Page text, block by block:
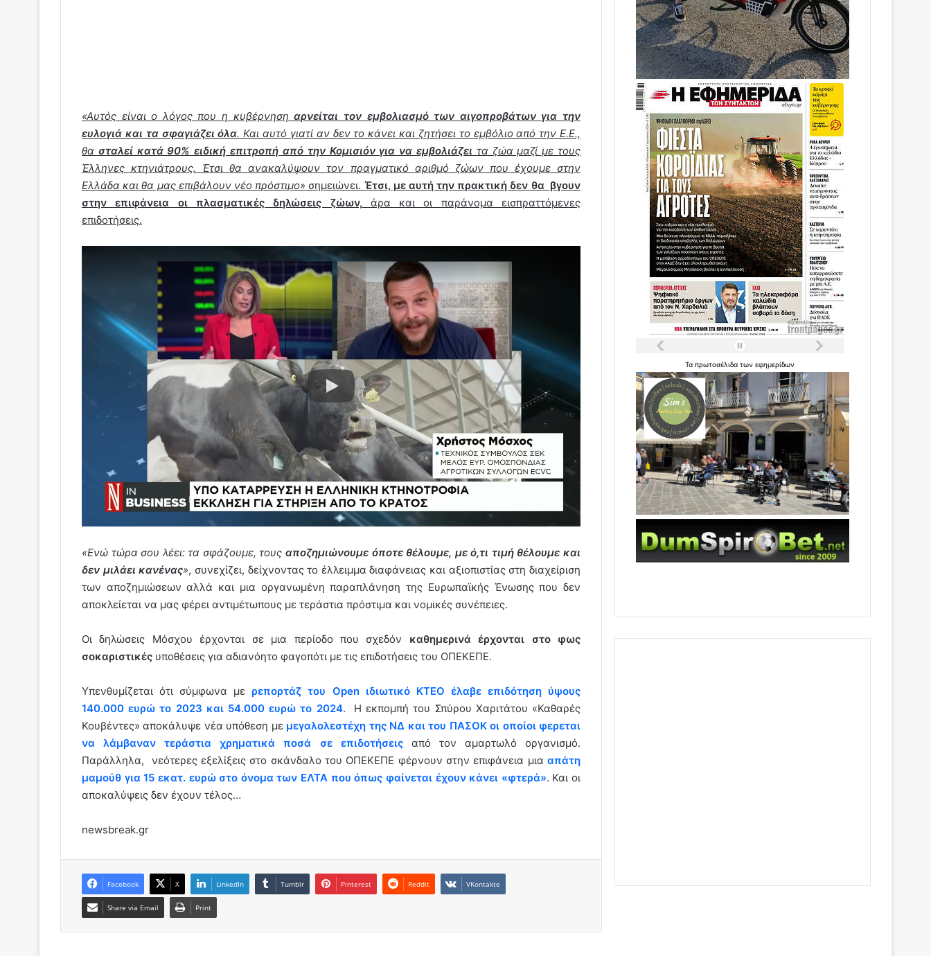
«Αυτός είναι ο λόγος που η κυβέρνηση αρνείται τον εμβολιασμό των αιγοπροβάτων για την
ευλογιά και τα σφαγιάζει όλα. Και αυτό γιατί αν δεν το κάνει και ζητήσει το εμβόλιο από την Ε.Ε.,
θα σταλεί κατά 90% ειδική επιτροπή από την Κομισιόν για να εμβολιάζει τα ζώα μαζί με τους
Έλληνες κτηνιάτρους. Έτσι θα ανακαλύψουν τον πραγματικό αριθμό ζώων που έχουμε στην
Ελλάδα και θα μας επιβάλουν νέο πρόστιμο» σημειώνει. Έτσι, με αυτή την πρακτική δεν θα βγουν
στην επιφάνεια οι πλασματικές δηλώσεις ζώων, άρα και οι παράνομα εισπραττόμενες
επιδοτήσεις.
«Ενώ τώρα σου λέει: τα σφάζουμε, τους αποζημιώνουμε όποτε θέλουμε, με ό,τι τιμή θέλουμε και
δεν μιλάει κανένας», συνεχίζει, δείχνοντας το έλλειμμα διαφάνειας και αξιοπιστίας στη διαχείριση
των αποζημιώσεων αλλά και μια οργανωμένη παραπλάνηση της Ευρωπαϊκής Ένωσης που δεν
αποκλείεται να μας φέρει αντιμέτωπους με τεράστια πρόστιμα και νομικές συνέπειες.
Οι δηλώσεις Μόσχου έρχονται σε μια περίοδο που σχεδόν καθημερινά έρχονται στο φως
σοκαριστικές υποθέσεις για αδιανόητο φαγοπότι με τις επιδοτήσεις του ΟΠΕΚΕΠΕ.
Υπενθυμίζεται ότι σύμφωνα με ρεπορτάζ του Open ιδιωτικό ΚΤΕΟ έλαβε επιδότηση ύψους
140.000 ευρώ το 2023 και 54.000 ευρώ το 2024. Η εκπομπή του Σπύρου Χαριτάτου «Καθαρές
Κουβέντες» αποκάλυψε νέα υπόθεση με μεγαλολεστέχη της ΝΔ και του ΠΑΣΟΚ οι οποίοι φερεται
να λάμβαναν τεράστια χρηματικά ποσά σε επιδοτήσεις
από τον αμαρτωλό οργανισμό.
Παράλληλα, νεότερες εξελίξεις στο σκάνδαλο του ΟΠΕΚΕΠΕ φέρνουν στην επιφάνεια μια απάτη
μαμούθ για 15 εκατ. ευρώ στο όνομα των ΕΛΤΑ που όπως φαίνεται έχουν κάνει «φτερά». Και οι
αποκαλύψεις δεν έχουν τέλος…
newsbreak.gr
Facebook X LinkedIn Tumblr Pinterest Reddit VKontakte
Share via Email Print
Ταπρωτοσέλιδατωνεφημερίδων